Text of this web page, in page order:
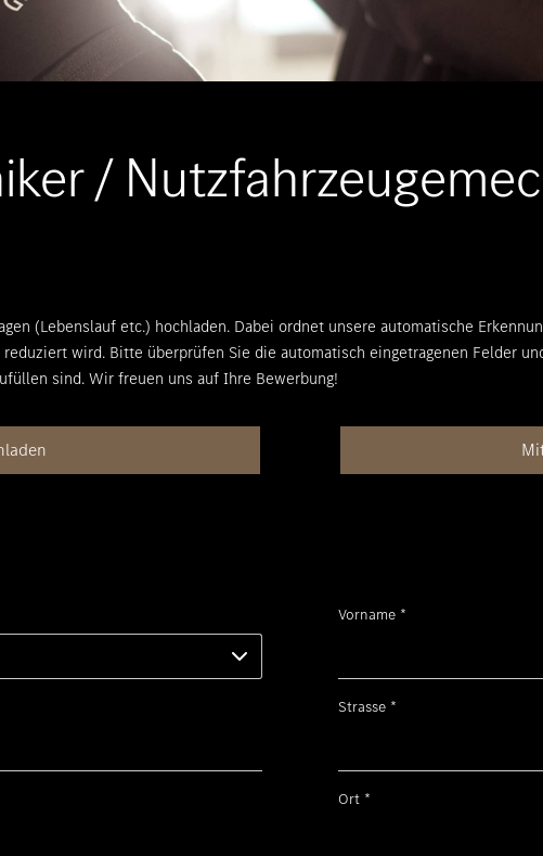
/
(Lebenslauf etc.) hochladen. Dabei ordnet unsere automatische
wird. Bitte überprüfen Sie die automatisch eingetragenen Felder
sind. Wir freuen uns auf Ihre Bewerbung!
Vorname *
Strasse *
Ort *